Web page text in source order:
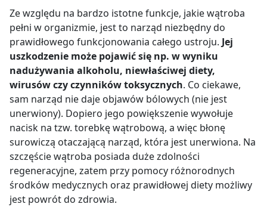
Ze względu na bardzo istotne funkcje, jakie wątroba
pełni w organizmie, jest to narząd niezbędny do
prawidłowego funkcjonowania całego ustroju. Jej
uszkodzenie może pojawić się np. w wyniku
nadużywania alkoholu, niewłaściwej diety,
wirusów czy czynników toksycznych. Co ciekawe,
sam narząd nie daje objawów bólowych (nie jest
unerwiony). Dopiero jego powiększenie wywołuje
nacisk na tzw. torebkę wątrobową, a więc błonę
surowiczą otaczającą narząd, która jest unerwiona. Na
szczęście wątroba posiada duże zdolności
regeneracyjne, zatem przy pomocy różnorodnych
środków medycznych oraz prawidłowej diety możliwy
jest powrót do zdrowia.